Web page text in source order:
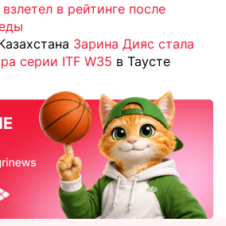
в рейтинге после
Зарина Дияс стала
серии ITF W35 в Таусте